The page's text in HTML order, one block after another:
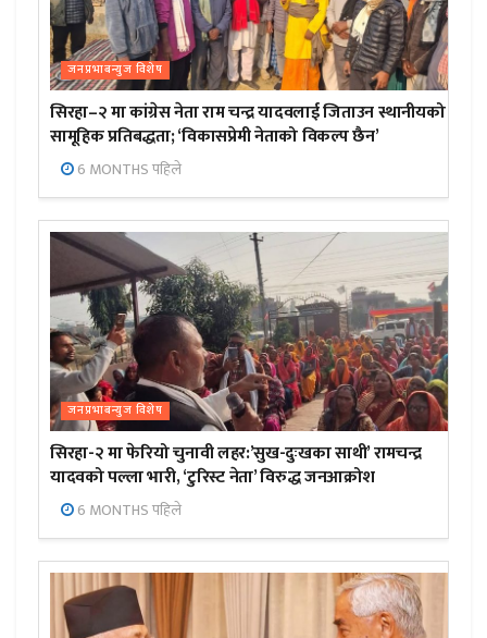
जनप्रभाबन्युज विशेष
सिरहा–२ मा कांग्रेस नेता राम चन्द्र यादवलाई जिताउन स्थानीयको
सामूहिक प्रतिबद्धता; ‘विकासप्रेमी नेताको विकल्प छैन’
6 MONTHS पहिले
जनप्रभाबन्युज विशेष
सिरहा-२ मा फेरियो चुनावी लहर:’सुख-दुःखका साथी’ रामचन्द्र
यादवको पल्ला भारी, ‘टुरिस्ट नेता’ विरुद्ध जनआक्रोश
6 MONTHS पहिले